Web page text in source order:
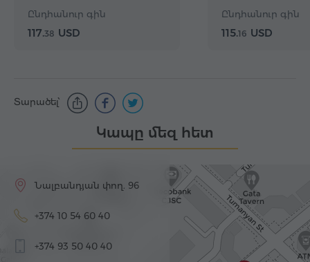
Ընդհանուր գին
117.38 USD
Ընդհանուր գին
115.16 USD
Տարածել՝
Կապը մեզ հետ
Նալբանդյան փող. 96
+374 10 54 60 40
+374 93 50 40 40